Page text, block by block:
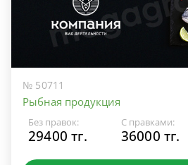
№ 50711
Рыбная продукция
Без правок:
29400 тг.
С правками:
36000 тг.